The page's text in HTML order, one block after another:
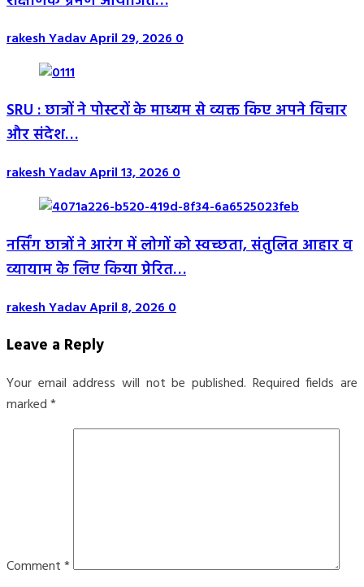
rakesh YadavApril 29, 20260
SRU : छात्रों ने पोस्टरों के माध्यम से व्यक्त किए अपने विचार
और संदेश…
rakesh YadavApril 13, 20260
नर्सिंग छात्रों ने आरंग में लोगों को स्वच्छता, संतुलित आहार व
व्यायाम के लिए किया प्रेरित…
rakesh YadavApril 8, 20260
Leave a Reply
Your email address will not be published. Required fields are
marked*
Comment*